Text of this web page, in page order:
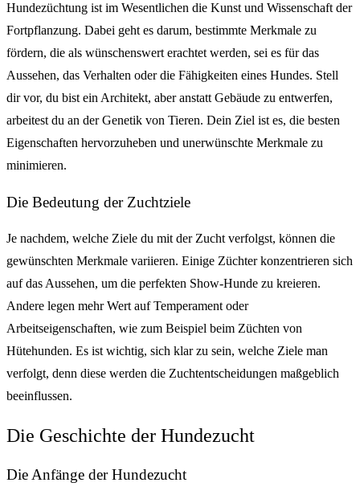
Hundezüchtung ist im Wesentlichen die Kunst und Wissenschaft der
Fortpflanzung. Dabei geht es darum, bestimmte Merkmale zu
fördern, die als wünschenswert erachtet werden, sei es für das
Aussehen, das Verhalten oder die Fähigkeiten eines Hundes. Stell
dir vor, du bist ein Architekt, aber anstatt Gebäude zu entwerfen,
arbeitest du an der Genetik von Tieren. Dein Ziel ist es, die besten
Eigenschaften hervorzuheben und unerwünschte Merkmale zu
minimieren.
Die Bedeutung der Zuchtziele
Je nachdem, welche Ziele du mit der Zucht verfolgst, können die
gewünschten Merkmale variieren. Einige Züchter konzentrieren sich
auf das Aussehen, um die perfekten Show-Hunde zu kreieren.
Andere legen mehr Wert auf Temperament oder
Arbeitseigenschaften, wie zum Beispiel beim Züchten von
Hütehunden. Es ist wichtig, sich klar zu sein, welche Ziele man
verfolgt, denn diese werden die Zuchtentscheidungen maßgeblich
beeinflussen.
Die Geschichte der Hundezucht
Die Anfänge der Hundezucht